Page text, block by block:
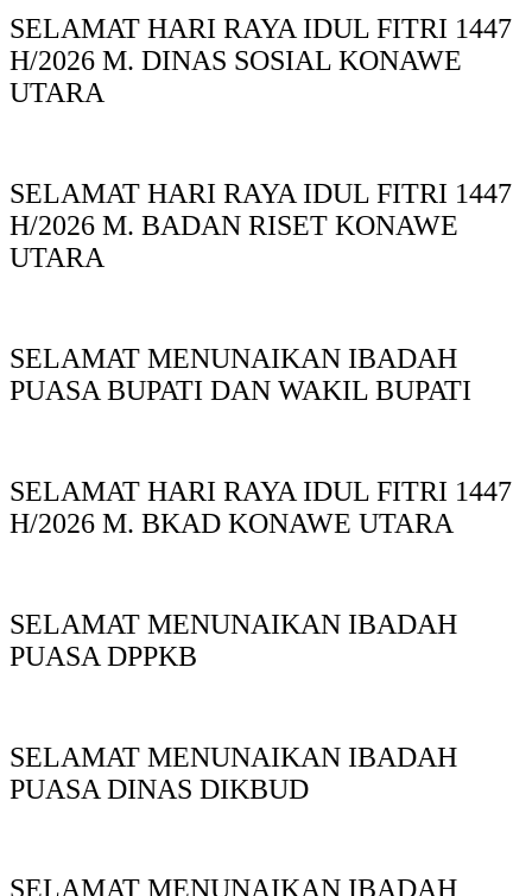
SELAMAT HARI RAYA IDUL FITRI 1447
H/2026 M. DINAS SOSIAL KONAWE
UTARA
SELAMAT HARI RAYA IDUL FITRI 1447
H/2026 M. BADAN RISET KONAWE
UTARA
SELAMAT MENUNAIKAN IBADAH
PUASA BUPATI DAN WAKIL BUPATI
SELAMAT HARI RAYA IDUL FITRI 1447
H/2026 M. BKAD KONAWE UTARA
SELAMAT MENUNAIKAN IBADAH
PUASA DPPKB
SELAMAT MENUNAIKAN IBADAH
PUASA DINAS DIKBUD
SELAMAT MENUNAIKAN IBADAH